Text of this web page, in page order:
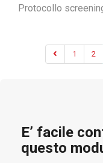
Protocollo
1 2
E’ facile
questo